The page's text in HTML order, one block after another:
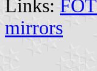
Links:
mirrors